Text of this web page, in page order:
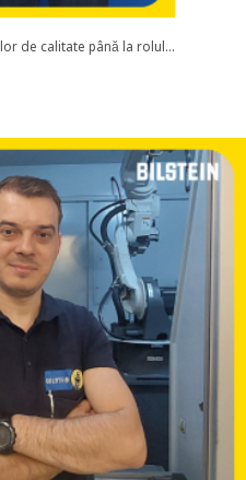
de calitate până la rolul...